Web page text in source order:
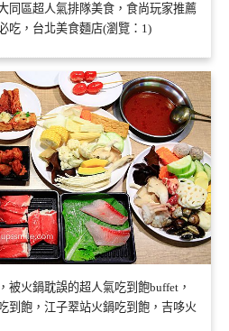
同區超人氣排隊美食，食尚玩家推薦
吃，台北美食麵店(瀏覽：1)
被火鍋耽誤的超人氣吃到飽buffet，
到飽，江子翠站火鍋吃到飽，吉哆火